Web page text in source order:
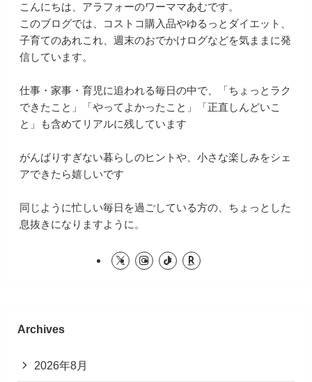
こんにちは、アラフォーのワーママあむです。
このブログでは、コストコ購入品やゆるっとダイエット、
子育てのあれこれ、週末のおでかけログなどを気ままに発
信しています。
仕事・家事・育児に追われる毎日の中で、「ちょっとラク
できたこと」「やってよかったこと」「正直しんどいこ
と」も含めてリアルに残しています
がんばりすぎない暮らしのヒントや、小さな楽しみをシェ
アできたら嬉しいです
同じように忙しい毎日を過ごしている方の、ちょっとした
息抜きになりますように。
Archives
2026年8月